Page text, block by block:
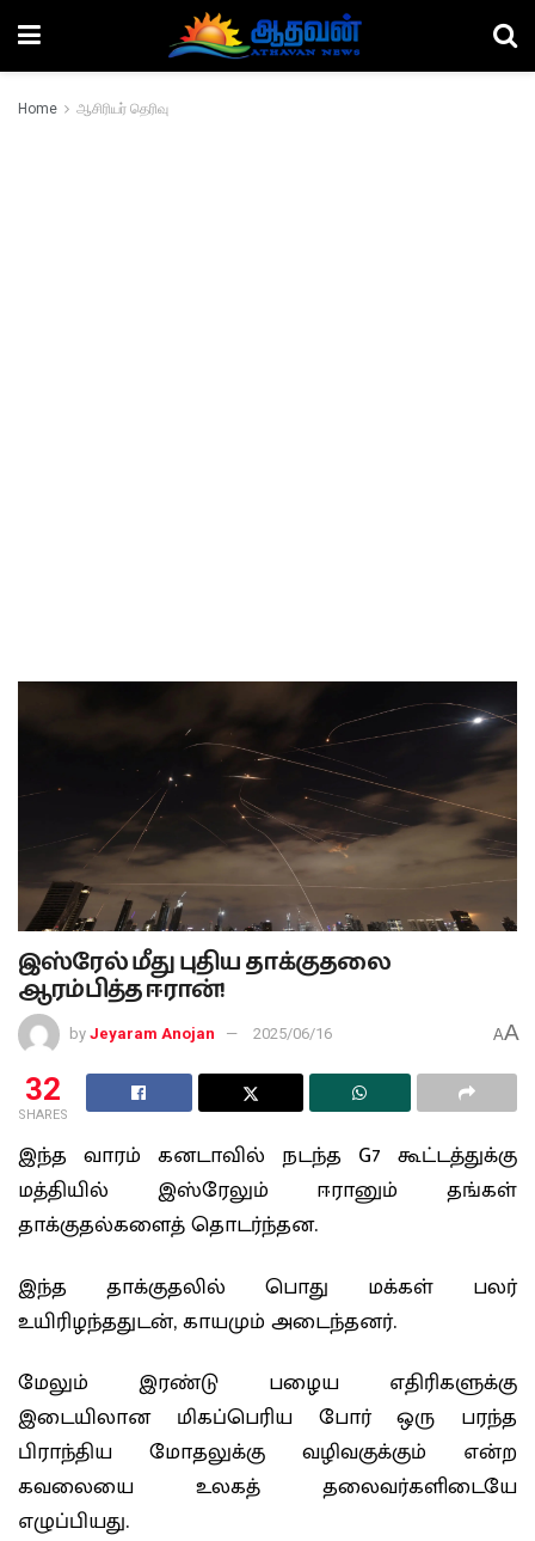
Home ஆசிரியர் தெரிவு
இஸ்ரேல் மீது புதிய தாக்குதலை
ஆரம்பித்த ஈரான்!
by Jeyaram Anojan 2025/06/16 AA
32
SHARES
இந்த வாரம் கனடாவில் நடந்த G7 கூட்டத்துக்கு
மத்தியில் இஸ்ரேலும் ஈரானும் தங்கள்
தாக்குதல்களைத் தொடர்ந்தன.
இந்த தாக்குதலில் பொது மக்கள் பலர்
உயிரிழந்ததுடன், காயமும் அடைந்தனர்.
மேலும் இரண்டு பழைய எதிரிகளுக்கு
இடையிலான மிகப்பெரிய போர் ஒரு பரந்த
பிராந்திய மோதலுக்கு வழிவகுக்கும் என்ற
கவலையை உலகத் தலைவர்களிடையே
எழுப்பியது.